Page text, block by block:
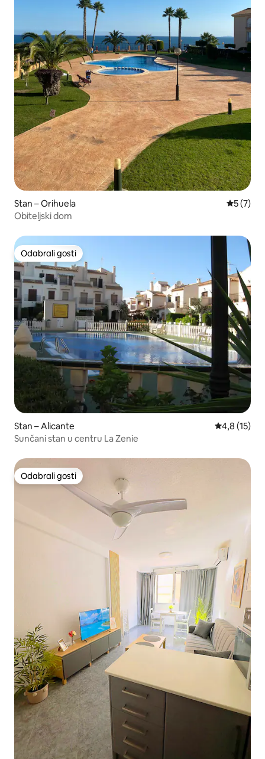
Stan – Orihuela
5 (7)
Obiteljski dom
Odabrali gosti
Odabrali gosti
Stan – Alicante Prosječna
4,8 (15)
Sunčani stan u centru La Zenie
Odabrali gosti
Odabrali gosti